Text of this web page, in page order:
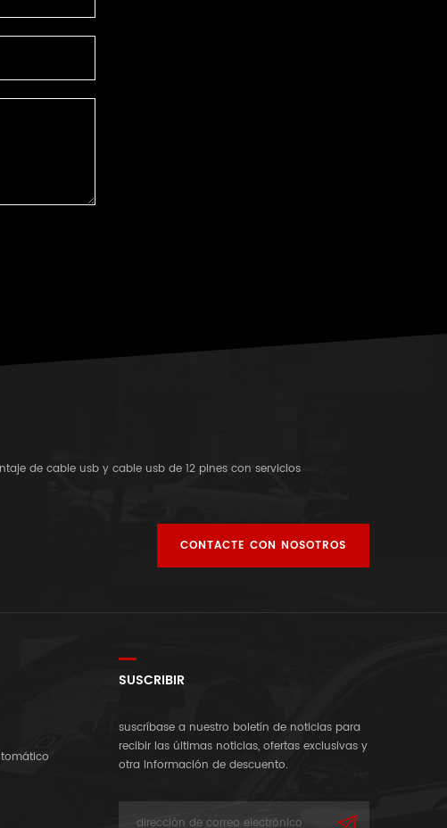
de cable usb y cable usb de 12 pines con servicios
CONTACTE CON NOSOTROS
SUSCRIBIR
suscríbase a nuestro boletín de noticias para
recibir las últimas noticias, ofertas exclusivas y
otra información de descuento.